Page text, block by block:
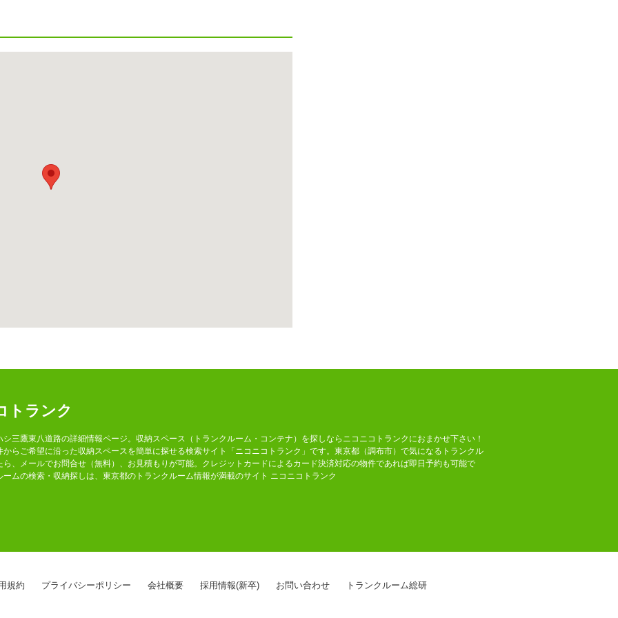
トランク
シ三鷹東八道路の詳細情報ページ。収納スペース（トランクルーム・コンテナ）を探しならニコニコトランクにおまかせ下さい！
からご希望に沿った収納スペースを簡単に探せる検索サイト「ニコニコトランク」です。東京都（調布市）で気になるトランクル
ら、メールでお問合せ（無料）、お見積もりが可能。クレジットカードによるカード決済対応の物件であれば即日予約も可能で
ームの検索・収納探しは、東京都のトランクルーム情報が満載のサイト ニコニコトランク
規約 プライバシーポリシー 会社概要 採用情報(新卒) お問い合わせ トランクルーム総研